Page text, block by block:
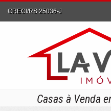
CRECI/RS 25036-J
Casas à Venda